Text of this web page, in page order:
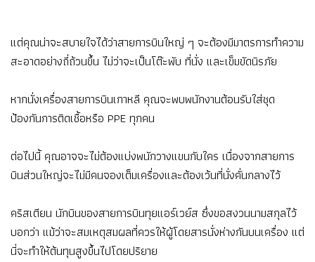
แต่คุณน่าจะสบายใจได้ว่าสายการบินใหญ่ ๆ จะต้องมีมาตรการทำความ
สะอาดอย่างถี่ถ้วนขึ้น ไม่ว่าจะเป็นโต๊ะพับ ที่นั่ง และเข็มขัดนิรภัย
หากนั่งเครื่องสายการบินเกาหลี คุณจะพบพนักงานต้อนรับใส่ชุด
ป้องกันการติดเชื้อหรือ PPE ทุกคน
ต่อไปนี้ คุณอาจจะไม่ต้องแบ่งพนักวางแขนกับใคร เนื่องจากสายการ
บินส่วนใหญ่จะไม่มีคนจองเต็มเครื่องและต้องเว้นที่นั่งคั่นกลางไว้
คริสเตียน นักบินของสายการบินทุยแอร์เวย์ส ซึ่งขอสงวนนามสกุลไว้
บอกว่า แม้ว่าจะสมเหตุสมผลที่ควรให้ผู้โดยสารนั่งห่างกันบนเครื่อง แต่
นี่จะทำให้ต้นทุนสูงขึ้นไปโดยปริยาย